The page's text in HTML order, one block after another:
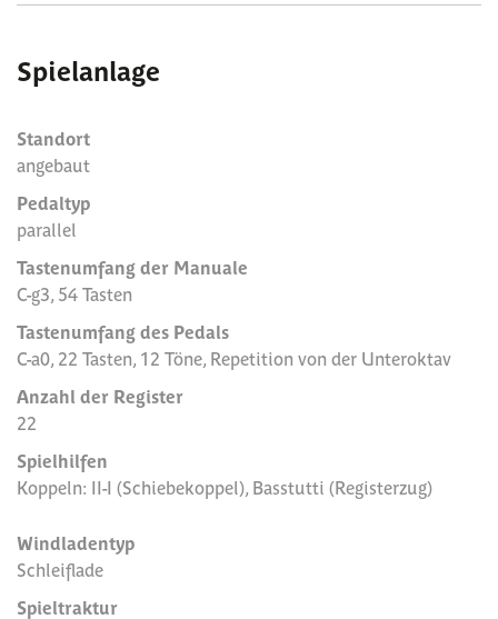
Spielanlage
Standort
angebaut
Pedaltyp
parallel
Tastenumfang der Manuale
C-g3, 54 Tasten
Tastenumfang des Pedals
C-a0, 22 Tasten, 12 Töne, Repetition von der Unteroktav
Anzahl der Register
22
Spielhilfen
Koppeln: II-I (Schiebekoppel), Basstutti (Registerzug)
Windladentyp
Schleiflade
Spieltraktur